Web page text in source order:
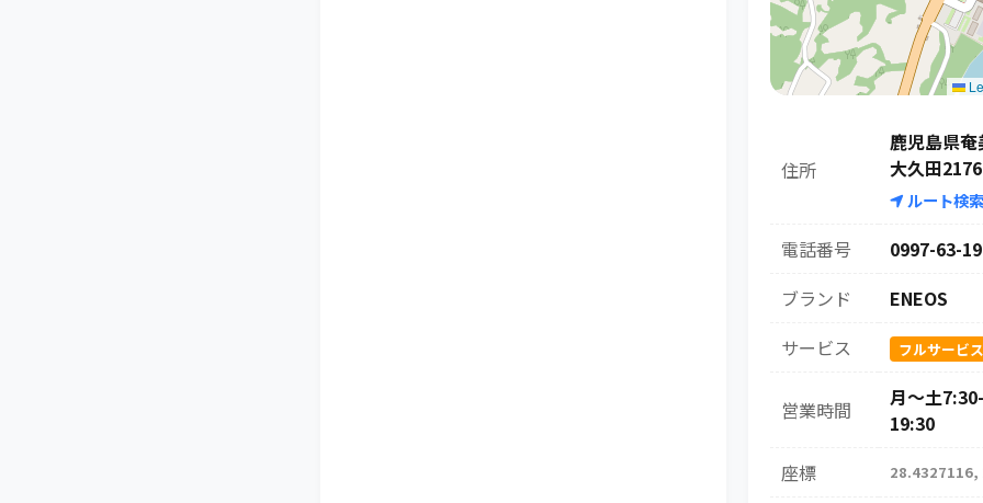
住所
鹿児島県
大久田2176
ルート検索
電話番号
0997-63-
ブランド
ENEOS
サービス
フルサービス
営業時間
月～土
19:30
座標